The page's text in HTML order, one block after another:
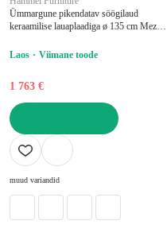
Ümmargune pikendatav söögilaud
keraamilise lauaplaadiga ø 135 cm Meza -
Laos
Viimane toode
1 763 €
LISA OSTUKORVI
muud variandid